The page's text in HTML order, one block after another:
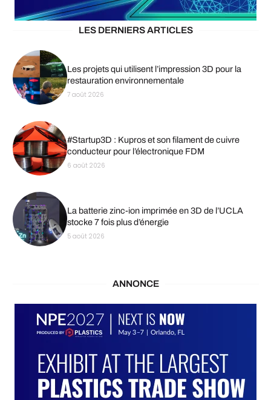
LES DERNIERS ARTICLES
Les projets qui utilisent l’impression 3D pour la
restauration environnementale
7 août 2026
#Startup3D : Kupros et son filament de cuivre
conducteur pour l’électronique FDM
6 août 2026
La batterie zinc-ion imprimée en 3D de l’UCLA
stocke 7 fois plus d’énergie
5 août 2026
ANNONCE